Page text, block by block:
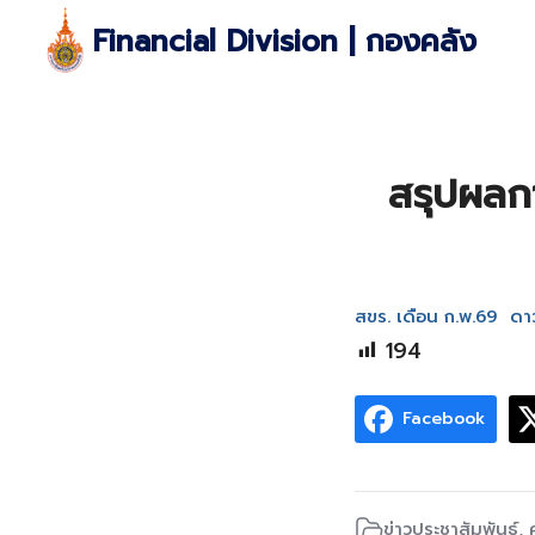
content
Financial Division | กองคลัง
สรุปผล
สขร. เดือน ก.พ.69 ด
194
Facebook
ข่าวประชาสัมพันธ์,